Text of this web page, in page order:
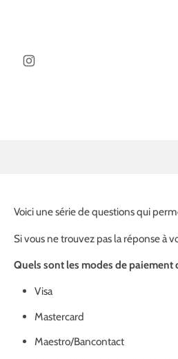
Voici une série de questions qui
Si vous ne trouvez pas la réponse à
Quels sont les modes de paiement
Visa
Mastercard
Maestro/Bancontact